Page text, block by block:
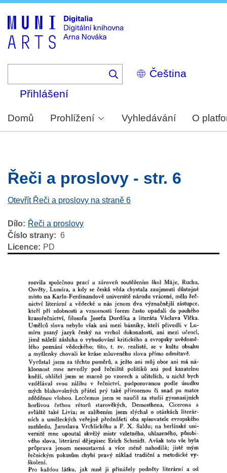
Select
your
Přihlášení
Domů Prohlížení Vyhledávání O
Řeči a proslovy - str. 6
Otevřít Řeči a proslovy na straně 6
Dílo
Řeči a proslovy
Číslo strany
6
Licence
PD